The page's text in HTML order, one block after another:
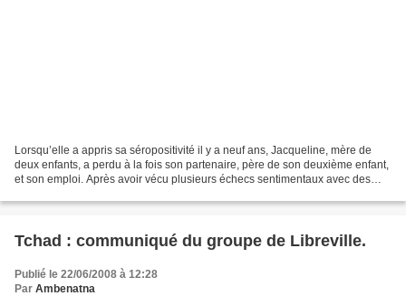
Lorsqu’elle a appris sa séropositivité il y a neuf ans, Jacqueline, mère de
deux enfants, a perdu à la fois son partenaire, père de son deuxième enfant,
et son emploi. Après avoir vécu plusieurs échecs sentimentaux avec des
Tchad : communiqué du groupe de Libreville.
Publié le 22/06/2008 à 12:28
Par Ambenatna